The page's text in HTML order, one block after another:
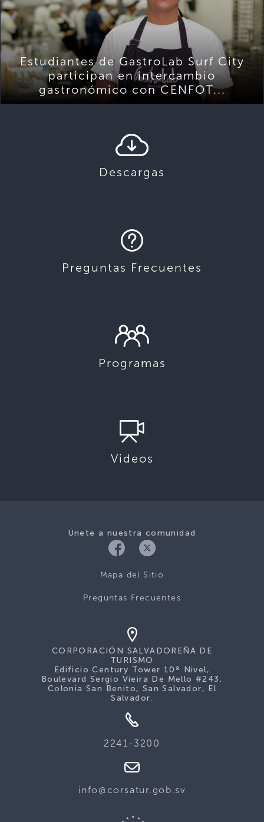
Estudiantes de GastroLab Surf City
participan en intercambio
gastronómico con CENFOT...
Descargas
Preguntas Frecuentes
Programas
Videos
Únete a nuestra comunidad
Mapa del Sitio
Preguntas Frecuentes
CORPORACIÓN SALVADOREÑA DE
TURISMO
Edificio Century Tower 10º Nivel,
Boulevard Sergio Vieira De Mello #243,
Colonia San Benito, San Salvador, El
Salvador.
2241-3200
info@corsatur.gob.sv